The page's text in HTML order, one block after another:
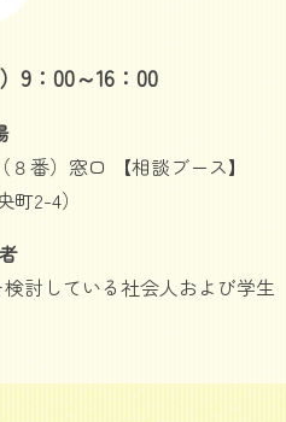
9：00～16：00
番）窓口 【相談ブース】
町2-4）
討している社会人および学生